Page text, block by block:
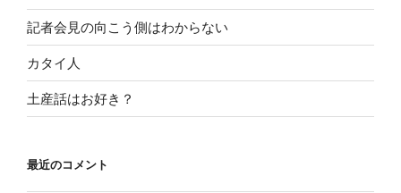
記者会見の向こう側はわからない
カタイ人
土産話はお好き？
最近のコメント